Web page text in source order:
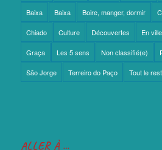
Baixa Baixa Boire, manger, dormir
Chiado Culture Découvertes En ville
Graça Les 5 sens Non classifié(e)
São Jorge Terreiro do Paço Tout le
ALLER À …